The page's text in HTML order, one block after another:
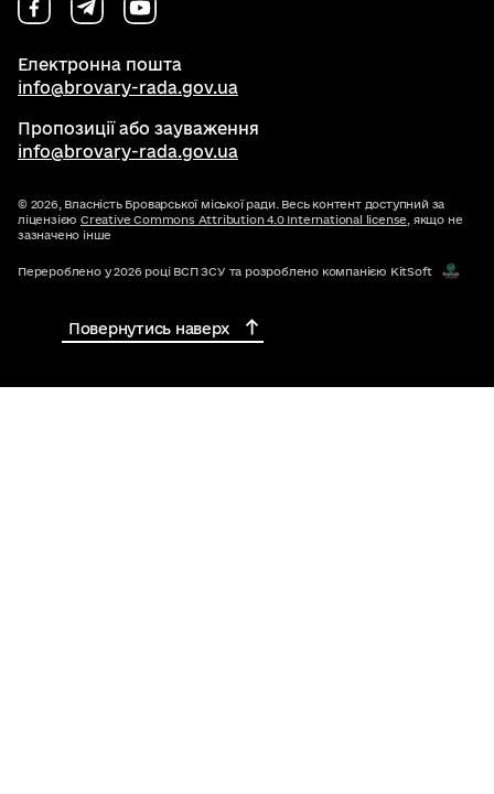
Електронна пошта
info@brovary-rada.gov.ua
Пропозиції або зауваження
info@brovary-rada.gov.ua
© 2026, Власність Броварської міської ради. Весь контент доступний за
ліцензією Creative Commons Attribution 4.0 International license , якщо не
зазначено інше
Перероблено у 2026 році ВСП ЗСУ та розроблено компанією KitSoft
Повернутись наверх